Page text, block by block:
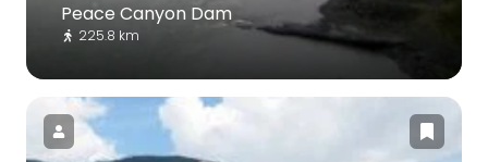
Peace Canyon Dam
225.8 km